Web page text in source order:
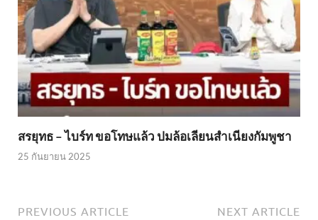
สรยุทธ – ไบร์ท ขอโทษแล้ว ปมล้อเลียนสำเนียงกัมพูชา
25 กันยายน 2025
PREVIOUS ARTICLE NEXT ARTICLE